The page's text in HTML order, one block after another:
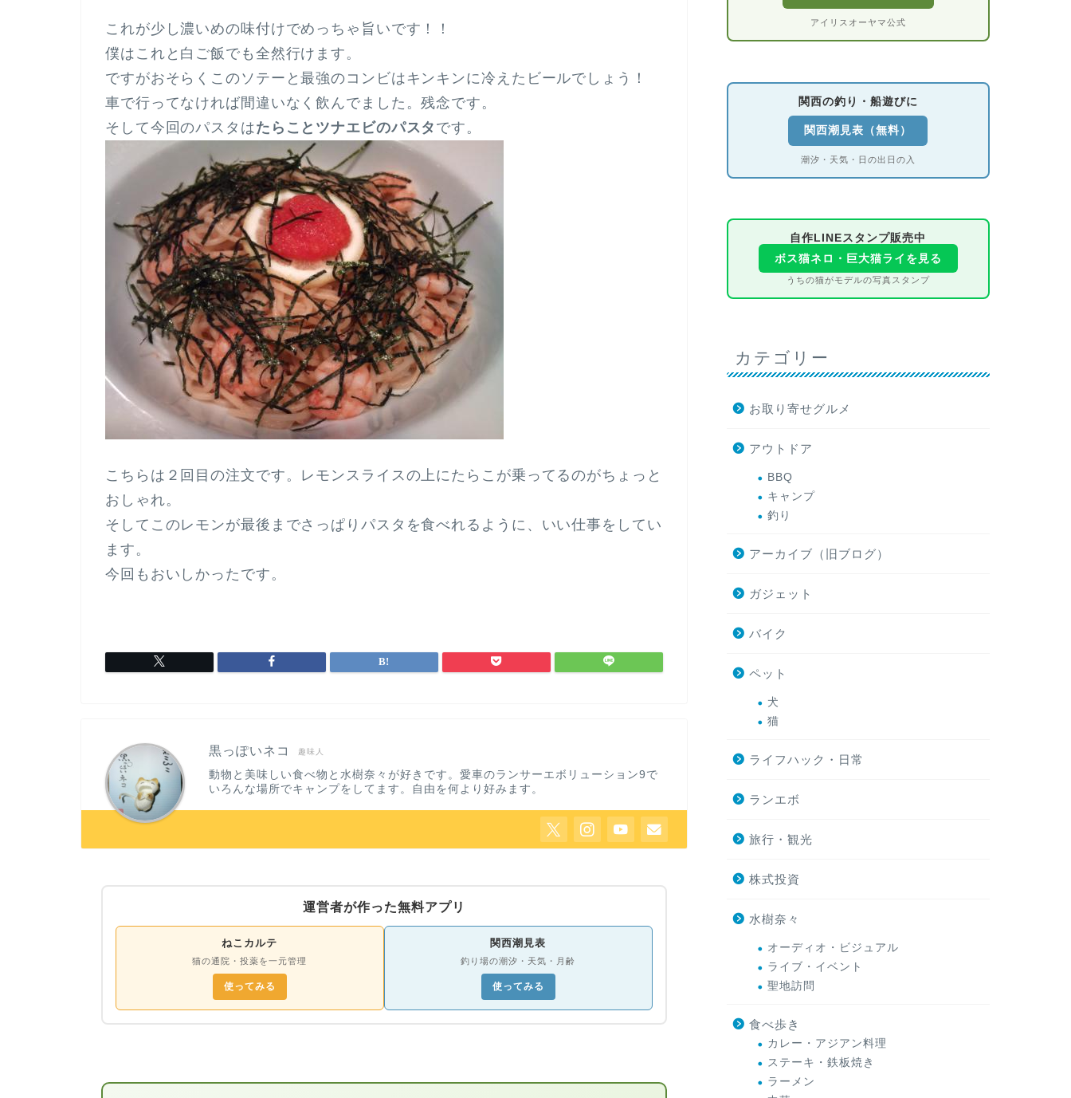
これが少し濃いめの味付けでめっちゃ旨いです！！
僕はこれと白ご飯でも全然行けます。
ですがおそらくこのソテーと最強のコンビはキンキンに冷えたビールでしょう！
車で行ってなければ間違いなく飲んでました。残念です。
そして今回のパスタはたらことツナエビのパスタ です。
こちらは２回目の注文です。レモンスライスの上にたらこが乗ってるのがちょっと
おしゃれ。
そしてこのレモンが最後までさっぱりパスタを食べれるように、いい仕事をしてい
ます。
今回もおいしかったです。
趣味人
黒っぽいネコ
動物と美味しい食べ物と水樹奈々が好きです。愛車のランサーエボリューション9で
いろんな場所でキャンプをしてます。自由を何より好みます。
運営者が作った無料アプリ
ねこカルテ
猫の通院・投薬を一元管理
使ってみる
関西潮見表
釣り場の潮汐・天気・月齢
使ってみる
アイリスオーヤマ公式
関西の釣り・船遊びに
関西潮見表（無料）
潮汐・天気・日の出日の入
自作LINEスタンプ販売中
ボス猫ネロ・巨大猫ライを見る
うちの猫がモデルの写真スタンプ
カテゴリー
お取り寄せグルメ
アウトドア
BBQ
キャンプ
釣り
アーカイブ（旧ブログ）
ガジェット
バイク
ペット
犬
猫
ライフハック・日常
ランエボ
旅行・観光
株式投資
水樹奈々
オーディオ・ビジュアル
ライブ・イベント
聖地訪問
食べ歩き
カレー・アジアン料理
ステーキ・鉄板焼き
ラーメン